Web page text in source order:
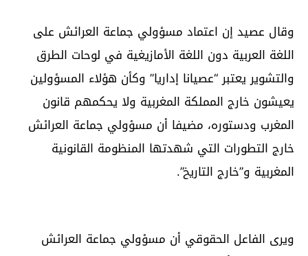
وقال عصيد إن اعتماد مسؤولي جماعة العرائش على
اللغة العربية دون اللغة الأمازيغية في لوحات الطرق
والتشوير يعتبر “عصيانا إداريا” وكأن هؤلاء المسؤولين
يعيشون خارج المملكة المغربية ولا يحكمهم قانون
المغرب ودستوره، مضيفا أن مسؤولي جماعة العرائش
خارج التطورات التي شهدتها المنظومة القانونية
المغربية و”خارج التاريخ”.
ويرى الفاعل الحقوقي أن مسؤولي جماعة العرائش